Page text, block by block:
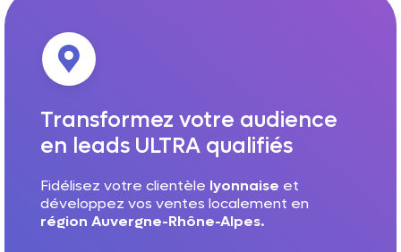
Transformez votre audience
en leads ULTRA qualifiés
Fidélisez votre clientèle lyonnaise et
développez vos ventes localement en
région Auvergne-Rhône-Alpes.